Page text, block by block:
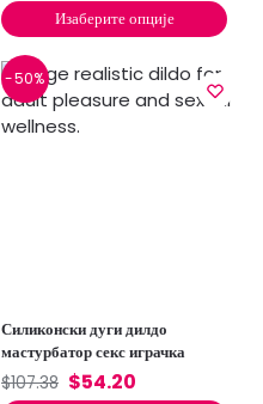
Изаберите опције
-50%
Силиконски дуги дилдо
мастурбатор секс играчка
$107.38 $54.20